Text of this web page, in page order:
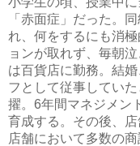
「赤面症」だった。
れ、何をするにも消
ョンが取れず、毎朝
は百貨店に勤務。結
フとして従事してい
擢。6年間マネジメン
育成する。その後、
店舗において多数の